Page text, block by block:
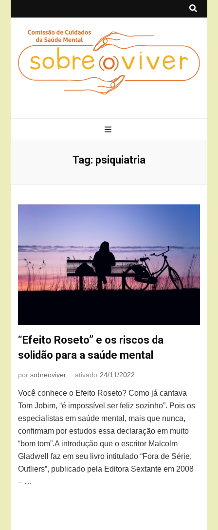
Tag: psiquiatria
“Efeito Roseto” e os riscos da
solidão para a saúde mental
porsobreoviver ativado 24/11/2022
Você conhece o Efeito Roseto? Como já cantava
Tom Jobim, “é impossível ser feliz sozinho”. Pois os
especialistas em saúde mental, mais que nunca,
confirmam por estudos essa declaração em muito
“bom tom”.A introdução que o escritor Malcolm
Gladwell faz em seu livro intitulado “Fora de Série,
Outliers”, publicado pela Editora Sextante em 2008
– …